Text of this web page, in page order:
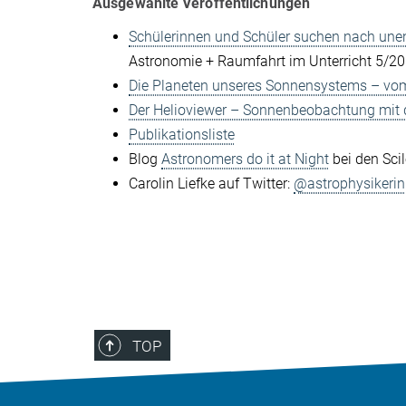
Schülerinnen und Schüler suchen nach
Astronomie + Raumfahrt im Unterricht 5/
Die Planeten unseres Sonnensystems –
Der Helioviewer – Sonnenbeobachtung mit
Publikationsliste
Blog Astronomers do it at Night bei den
Carolin Liefke auf Twitter: @astrophysikerin
TOP